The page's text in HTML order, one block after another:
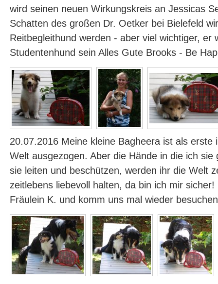
wird seinen neuen Wirkungskreis an Jessicas
Schatten des großen Dr. Oetker bei Bielefeld
Reitbegleithund werden - aber viel wichtiger, er
Studentenhund sein Alles Gute Brooks - Be
20.07.2016 Meine kleine Bagheera ist als erste
Welt ausgezogen. Aber die Hände in die ich sie
sie leiten und beschützen, werden ihr die Welt
zeitlebens liebevoll halten, da bin ich mir
Fräulein K. und komm uns mal wieder